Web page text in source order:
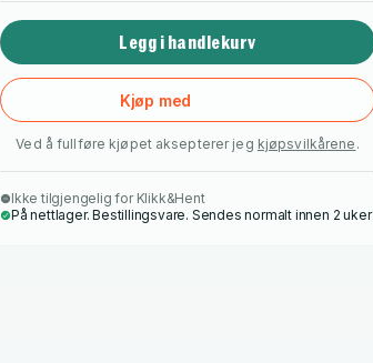
Legg i handlekurv
Kjøp med
Ved å fullføre kjøpet aksepterer jeg kjøpsvilkårene .
Ikke tilgjengelig for Klikk&Hent
På nettlager. Bestillingsvare. Sendes normalt innen 2 uker